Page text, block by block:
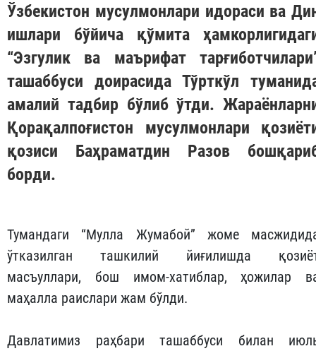
Ўзбекистон мусулмонлари идораси ва
ишлари бўйича қўмита
“Эзгулик ва маърифат
ташаббуси доирасида Тўрткўл
амалий тадбир бўлиб ўтди.
Қорақалпоғистон мусулмонлари
қозиси Баҳраматдин Разов
борди.
Тумандаги “Мулла Жумабой” жоме
ўтказилган ташкилий йиғилишда
масъуллари, бош имом-хатиблар, ҳожилар
маҳалла раислари жам бўлди.
Давлатимиз раҳбари ташаббуси билан